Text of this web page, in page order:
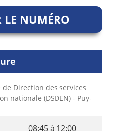
LE NUMÉRO
Direction des services
nationale (DSDEN) - Puy-
08:45 à 12:00